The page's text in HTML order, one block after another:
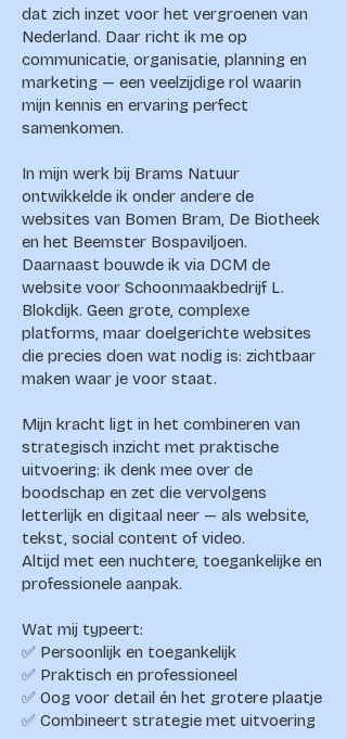
dat zich inzet voor het vergroenen van
Nederland. Daar richt ik me op
communicatie, organisatie, planning en
marketing — een veelzijdige rol waarin
mijn kennis en ervaring perfect
samenkomen.
In mijn werk bij Brams Natuur
ontwikkelde ik onder andere de
websites van Bomen Bram, De Biotheek
en het Beemster Bospaviljoen.
Daarnaast bouwde ik via DCM de
website voor Schoonmaakbedrijf L.
Blokdijk. Geen grote, complexe
platforms, maar doelgerichte websites
die precies doen wat nodig is: zichtbaar
maken waar je voor staat.
Mijn kracht ligt in het combineren van
strategisch inzicht met praktische
uitvoering: ik denk mee over de
boodschap en zet die vervolgens
letterlijk en digitaal neer — als website,
tekst, social content of video.
Altijd met een nuchtere, toegankelijke en
professionele aanpak.
Wat mij typeert:
✅ Persoonlijk en toegankelijk
✅ Praktisch en professioneel
✅ Oog voor detail én het grotere plaatje
✅ Combineert strategie met uitvoering